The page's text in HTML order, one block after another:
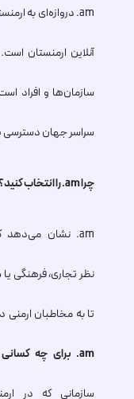
.amدروازه‌ای به
آنلاین ارمنستان
سازمان‌ها و افراد
سراسر جهان دسترسی
چرا.amرا انتخاب
.am نشان می‌دهد
نظر تجاری، فرهنگی
تا به مخاطبان
.am برای چه
سازمانی که در